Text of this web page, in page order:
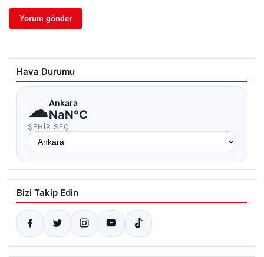
Hava Durumu
☁Ankara
NaN°C
ŞEHIR SEÇ
Bizi Takip Edin